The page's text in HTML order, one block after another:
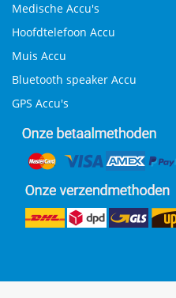
Medische Accu's
Hoofdtelefoon Accu
Muis Accu
Bluetooth speaker Accu
GPS Accu's